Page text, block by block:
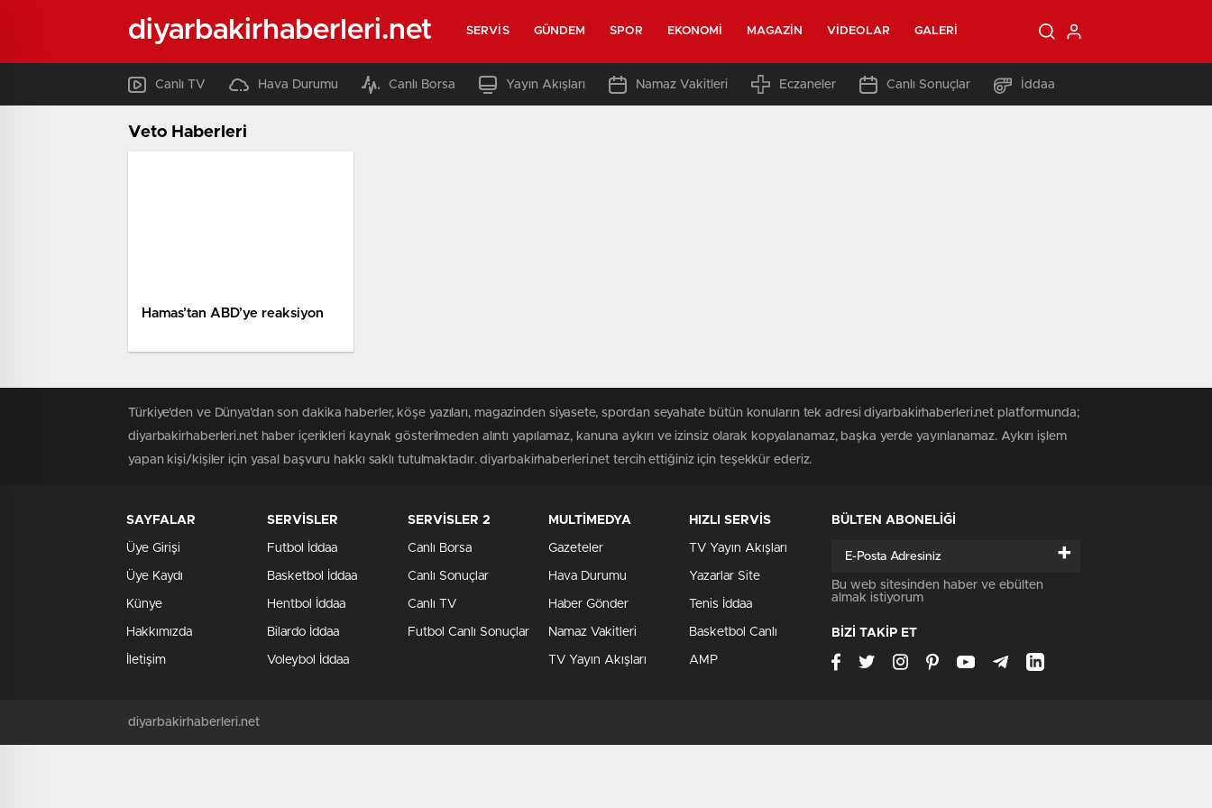
diyarbakirhaberleri.net SERVIS GÜNDEM SPOR EKONOMI MAGAZIN VIDEOLAR GALERI
Canlı TV Hava Durumu Canlı Borsa Yayın Akışları Namaz Vakitleri Eczaneler Canlı Sonuçlar İddaa
Veto Haberleri
Hamas’tan ABD’ye reaksiyon
Türkiye'den ve Dünya’dan son dakika haberler, köşe yazıları, magazinden siyasete, spordan seyahate bütün konuların tek adresi diyarbakirhaberleri.net platformunda;
diyarbakirhaberleri.net haber içerikleri kaynak gösterilmeden alıntı yapılamaz, kanuna aykırı ve izinsiz olarak kopyalanamaz, başka yerde yayınlanamaz. Aykırı işlem
yapan kişi/kişiler için yasal başvuru hakkı saklı tutulmaktadır. diyarbakirhaberleri.net tercih ettiğiniz için teşekkür ederiz.
SAYFALAR
Üye Girişi
Üye Kaydı
Künye
Hakkımızda
İletişim
SERVİSLER
Futbol İddaa
Basketbol İddaa
Hentbol İddaa
Bilardo İddaa
Voleybol İddaa
SERVİSLER 2
Canlı Borsa
Canlı Sonuçlar
Canlı TV
Futbol Canlı Sonuçlar
MULTİMEDYA
Gazeteler
Hava Durumu
Haber Gönder
Namaz Vakitleri
TV Yayın Akışları
HIZLI SERVİS
TV Yayın Akışları
Yazarlar Site
Tenis İddaa
Basketbol Canlı
AMP
BÜLTEN ABONELİĞİ
+
Bu web sitesinden haber ve ebülten
almak istiyorum
BİZİ TAKİP ET
diyarbakirhaberleri.net